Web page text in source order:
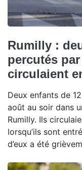
Rumilly :
percutés
circulaient
Deux enfants de
août au soir dans
Rumilly. Ils
lorsqu’ils sont
d’eux a été